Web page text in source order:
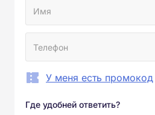
У меня есть промокод
Где удобней ответить?